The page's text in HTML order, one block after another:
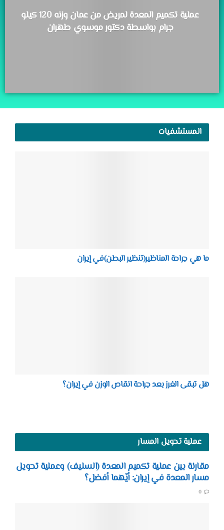
عملية تكميم المعدة لمريض من عمان وزنه 120 كيلو
جرام بواسطة دكتور موسوي طهران
المستشفيات
ما هي جراحة المناظير(تنظير البطن)في إيران
هل تبقى الغرز بعد جراحة انقاص الوزن في إيران؟
عملية تحويل المسار
مقارنة بين عملية تكميم المعدة (السليف) وعملية تحويل
مسار المعدة في إيران: أيّهما أفضل؟